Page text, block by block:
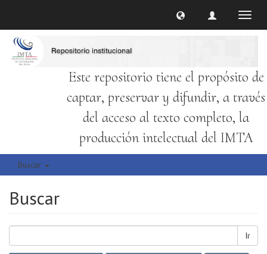
Este repositorio tiene el propósito de
captar, preservar y difundir, a través
del acceso al texto completo, la
producción intelectual del IMTA
Buscar
Buscar
Ir